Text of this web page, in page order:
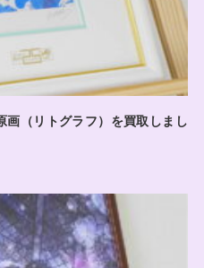
画（リトグラフ）を買取しまし